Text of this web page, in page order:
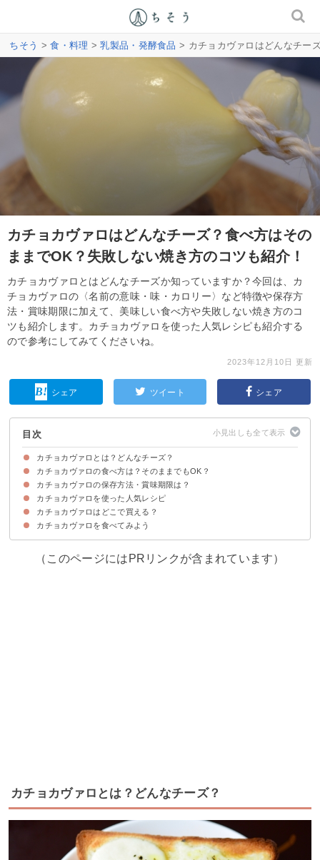
ちそう >食・料理 >乳製品・発酵食品 > カチョカヴァロはどんなチー
カチョカヴァロはどんなチーズ？食べ方はその
ままでOK？失敗しない焼き方のコツも紹介！
カチョカヴァロとはどんなチーズか知っていますか？今回は、カ
チョカヴァロの〈名前の意味・味・カロリー〉など特徴や保存方
法・賞味期限に加えて、美味しい食べ方や失敗しない焼き方のコ
ツも紹介します。カチョカヴァロを使った人気レシピも紹介する
ので参考にしてみてくださいね。
2023年12月10日 更新
シェア ツイート シェア
目次
カチョカヴァロとは？どんなチーズ？
カチョカヴァロの名前の意味・歴史
カチョカヴァロの味わい・風味
カチョカヴァロのカロリー・糖質
カチョカヴァロの食べ方は？そのままでもOK？
カチョカヴァロはそのままより焼いて食べるのがおすすめ
カチョカヴァロの失敗しない焼き方のコツ
カチョカヴァロの用途別の切り方
カチョカヴァロの保存方法・賞味期限は？
カチョカヴァロを使った人気レシピ
①カチョカヴァロとトマトのパスタ
②じゃがいものカチョカヴァロのせ
③カチョカヴァロのオムレツ
④カチョカバロのバジル揚げ
⑤焼きカチョカバロ
カチョカヴァロはどこで買える？
カチョカヴァロの取り扱い店舗
カチョカヴァロの通販は花畑牧場がおすすめ
カチョカヴァロを食べてみよう
（このページにはPRリンクが含まれています）
カチョカヴァロとは？どんなチーズ？